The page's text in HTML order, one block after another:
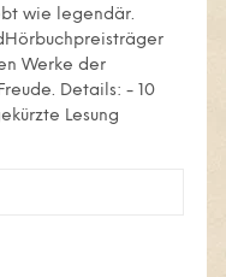
wie legendär.
Werke der
Details: - 10
Lesung